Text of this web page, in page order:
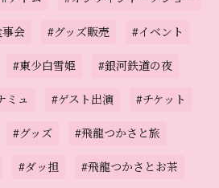
事会 #グッズ販売 #イベント
#東少白雪姫 #銀河鉄道の夜
ミュ #ゲスト出演 #チケット
#グッズ #飛龍つかさと旅
#ダッ担 #飛龍つかさとお茶